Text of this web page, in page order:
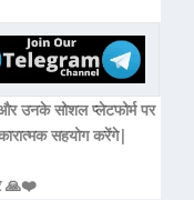
उनके सोशल प्लेटफोर्म पर
सहयोग करेंगे|
🙏❤️